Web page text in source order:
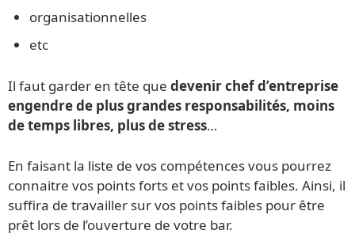
organisationnelles
etc
Il faut garder en tête que devenir chef d’entreprise
engendre de plus grandes responsabilités, moins
de temps libres, plus de stress…
En faisant la liste de vos compétences vous pourrez
connaitre vos points forts et vos points faibles. Ainsi, il
suffira de travailler sur vos points faibles pour être
prêt lors de l’ouverture de votre bar.